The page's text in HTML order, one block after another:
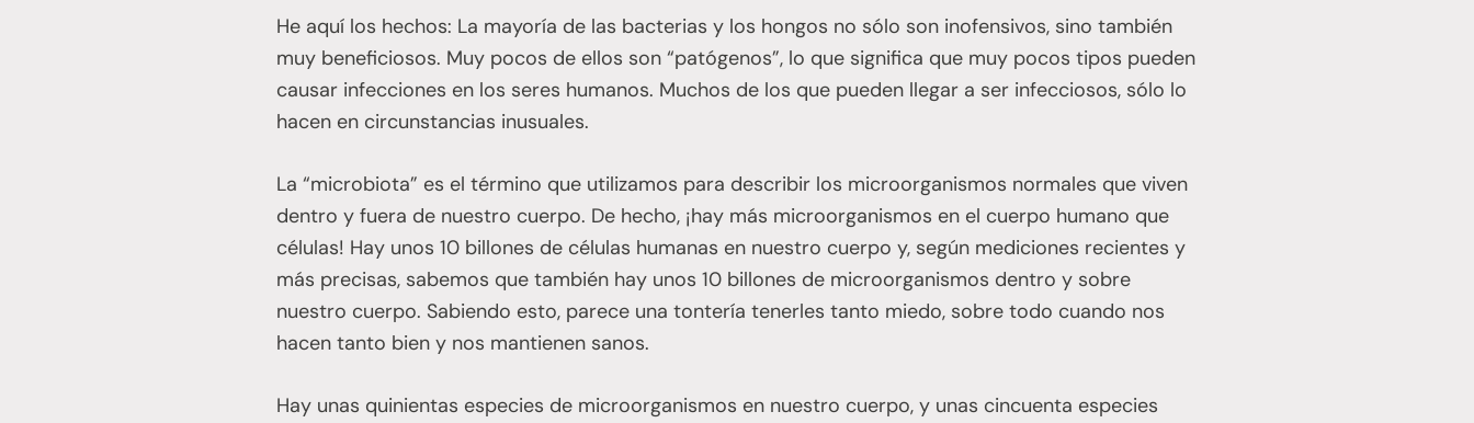
He aquí los hechos: La mayoría de las bacterias y los hongos no sólo son inofensivos, sino también
muy beneficiosos. Muy pocos de ellos son “patógenos”, lo que significa que muy pocos tipos pueden
causar infecciones en los seres humanos. Muchos de los que pueden llegar a ser infecciosos, sólo lo
hacen en circunstancias inusuales.
La “microbiota” es el término que utilizamos para describir los microorganismos normales que viven
dentro y fuera de nuestro cuerpo. De hecho, ¡hay más microorganismos en el cuerpo humano que
células! Hay unos 10 billones de células humanas en nuestro cuerpo y, según mediciones recientes y
más precisas, sabemos que también hay unos 10 billones de microorganismos dentro y sobre
nuestro cuerpo. Sabiendo esto, parece una tontería tenerles tanto miedo, sobre todo cuando nos
hacen tanto bien y nos mantienen sanos.
Hay unas quinientas especies de microorganismos en nuestro cuerpo, y unas cincuenta especies